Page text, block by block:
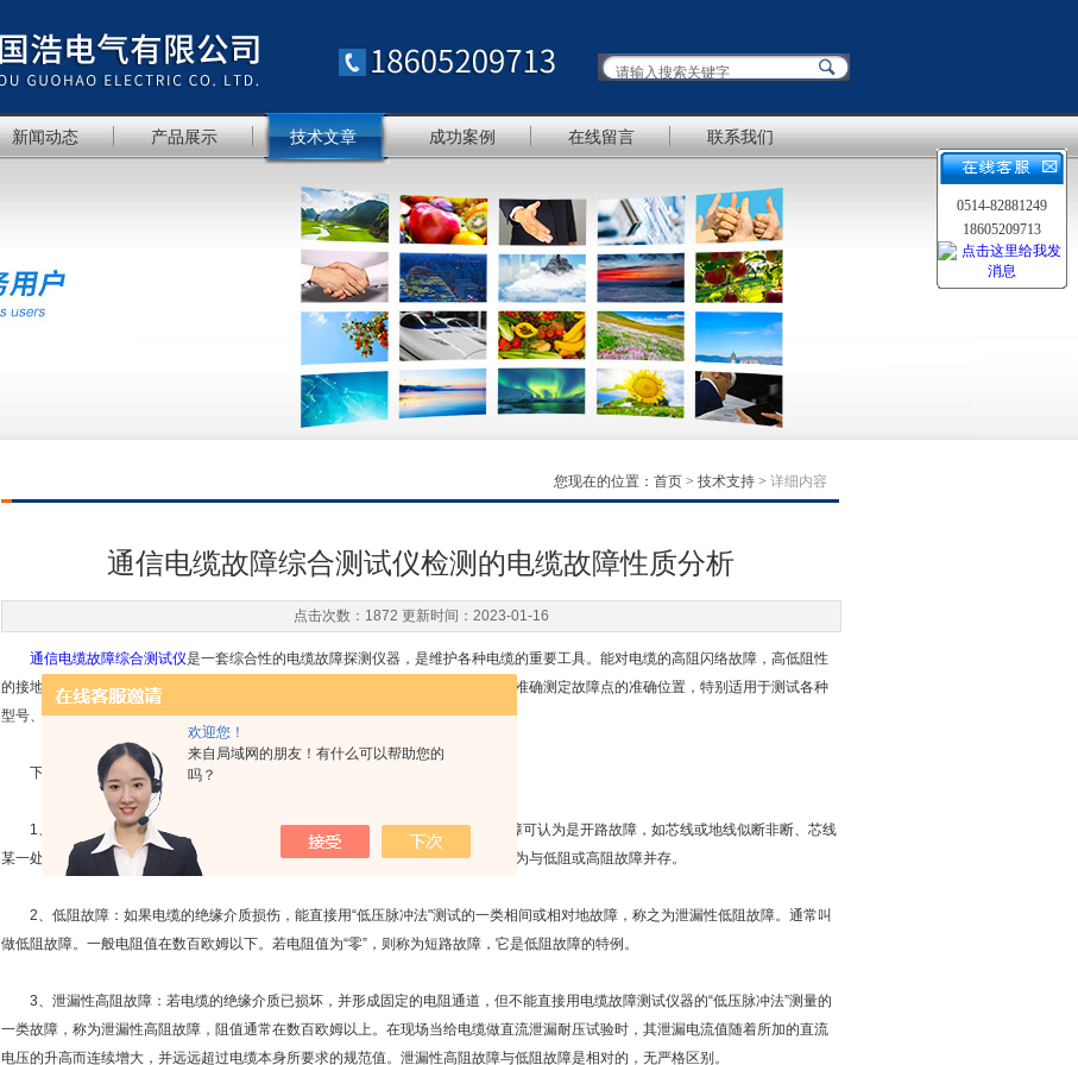
欢迎您！
来自局域网的朋友！有什么可以帮助您的
吗？
新闻动态 产品展示 技术文章 成功案例 在线留言 联系我们
您现在的位置： 首页 > 技术支持 > 详细内容
通信电缆故障综合测试仪检测的电缆故障性质分析
点击次数：1872 更新时间：2023-01-16
通信电缆故障综合测试仪是一套综合性的电缆故障探测仪器，是维护各种电缆的重要工具。能对电缆的高阻闪络故障，高低阻性
的接地，短路和电缆的断线，接触不良等故障进行测试，若配备声测法定点仪，可准确测定故障点的准确位置，特别适用于测试各种
型号、不同等级电压的电力电缆及通信电缆。
下面咱们来分析通信电缆故障综合测试仪检测的电缆故障性质：
1、开路故障：如果电缆绝缘正常，但因导体原因不能正常输送电压的一类故障可认为是开路故障，如芯线或地线似断非断、芯线
某一处存在较大的线电阻及断芯等情况。一般单纯性开路故障很少见到，多数表现为与低阻或高阻故障并存。
2、低阻故障：如果电缆的绝缘介质损伤，能直接用“低压脉冲法"测试的一类相间或相对地故障，称之为泄漏性低阻故障。通常叫
做低阻故障。一般电阻值在数百欧姆以下。若电阻值为“零”，则称为短路故障，它是低阻故障的特例。
3、泄漏性高阻故障：若电缆的绝缘介质已损坏，并形成固定的电阻通道，但不能直接用电缆故障测试仪器的“低压脉冲法”测量的
一类故障，称为泄漏性高阻故障，阻值通常在数百欧姆以上。在现场当给电缆做直流泄漏耐压试验时，其泄漏电流值随着所加的直流
电压的升高而连续增大，并远远超过电缆本身所要求的规范值。泄漏性高阻故障与低阻故障是相对的，无严格区别。
0514-82881249
18605209713